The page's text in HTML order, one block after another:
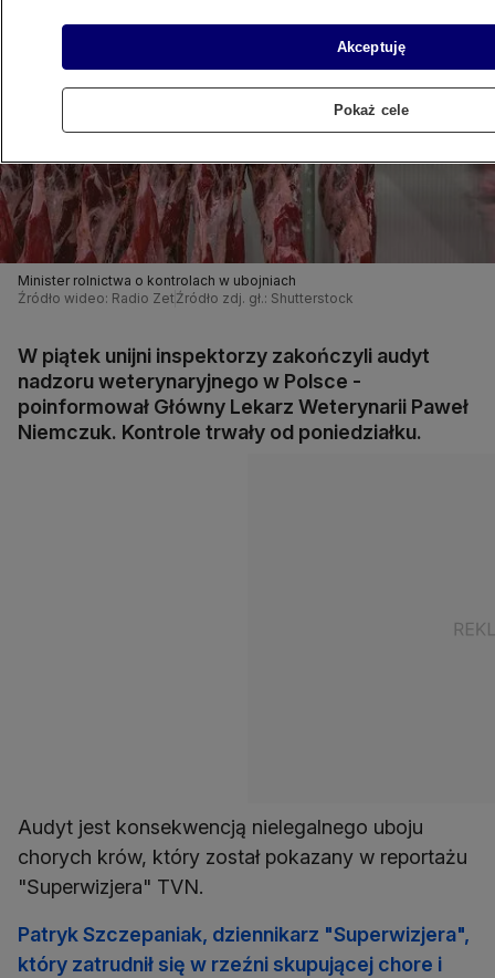
Minister rolnictwa o kontrolach w ubojniach
Źródło wideo: Radio ZetŹródło zdj. gł.: Shutterstock
W piątek unijni inspektorzy zakończyli audyt
nadzoru weterynaryjnego w Polsce -
poinformował Główny Lekarz Weterynarii Paweł
Niemczuk. Kontrole trwały od poniedziałku.
Audyt jest konsekwencją nielegalnego uboju
chorych krów, który został pokazany w reportażu
"Superwizjera" TVN.
Patryk Szczepaniak, dziennikarz "Superwizjera",
który zatrudnił się w rzeźni skupującej chore i
Akceptuję
Pokaż cele